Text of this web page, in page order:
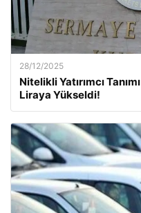
28/12/2025
Nitelikli Yatırımcı
Liraya Yükseldi!